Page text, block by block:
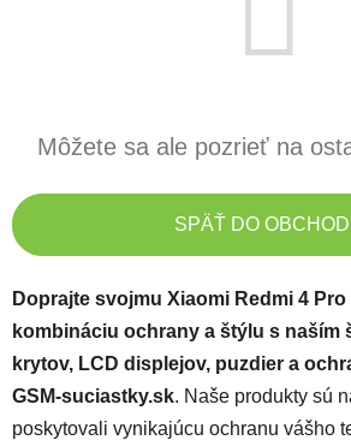
Môžete sa ale pozrieť na
SPÄŤ DO
Doprajte svojmu Xiaomi Redmi 4
kombináciu ochrany a štýlu s naším
krytov, LCD displejov, puzdier a
GSM-suciastky.sk. Naše produkty sú
poskytovali vynikajúcu ochranu vášho